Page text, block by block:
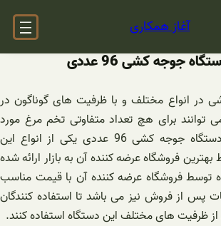
آغاز همکاری
جوجه کشی 96 عددی
در انواع مختلف و با ظرفیت های گوناگون در
می توانند برای هچ تعداد متفاوتی تخم مرغ مورد
استفاده قرار بگیرند. دستگاه جوجه کشی 96 عددی یکی از انواع این
فروشگاه عرضه کننده آن به بازار ارائه شده
توسط فروشگاه عرضه کننده آن با قیمت مناسب
پس از فروش نیز می باشد تا استفاده کنندگان
از ظرفیت های مختلف این دستگاه استفاده کنند.